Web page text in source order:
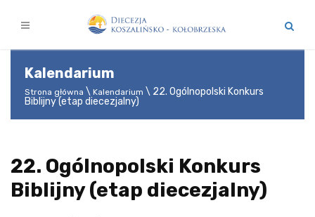
Kalendarium
Strona główna Kalendarium
22. Ogólnopolski Konkurs
Biblijny (etap diecezjalny)
22. Ogólnopolski Konkurs
Biblijny (etap diecezjalny)